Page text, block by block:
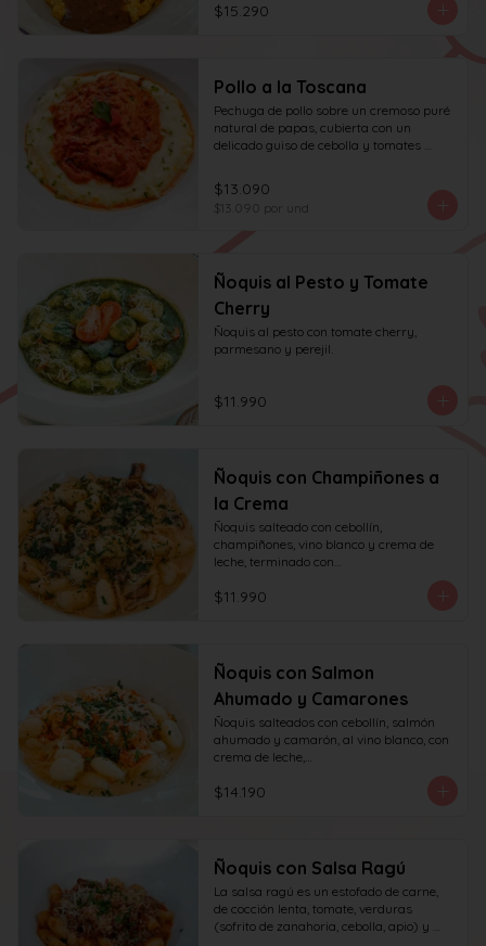
$15.290
Pollo a la Toscana
Pechuga de pollo sobre un cremoso puré
natural de papas, cubierta con un
delicado guiso de cebolla y tomates
blanco y fondo de verduras.
$13.090
$13.090 por und
Ñoquis al Pesto y Tomate
Cherry
Ñoquis al pesto con tomate cherry,
parmesano y perejil.
$11.990
Ñoquis con Champiñones a
la Crema
Ñoquis salteado con cebollín,
champiñones, vino blanco y crema de
leche, terminado con
$11.990
Ñoquis con Salmon
Ahumado y Camarones
Ñoquis salteados con cebollín, salmón
ahumado y camarón, al vino blanco, con
crema de leche,
$14.190
Ñoquis con Salsa Ragú
La salsa ragú es un estofado de carne,
de cocción lenta, tomate, verduras
(sofrito de zanahoria, cebolla, apio) y